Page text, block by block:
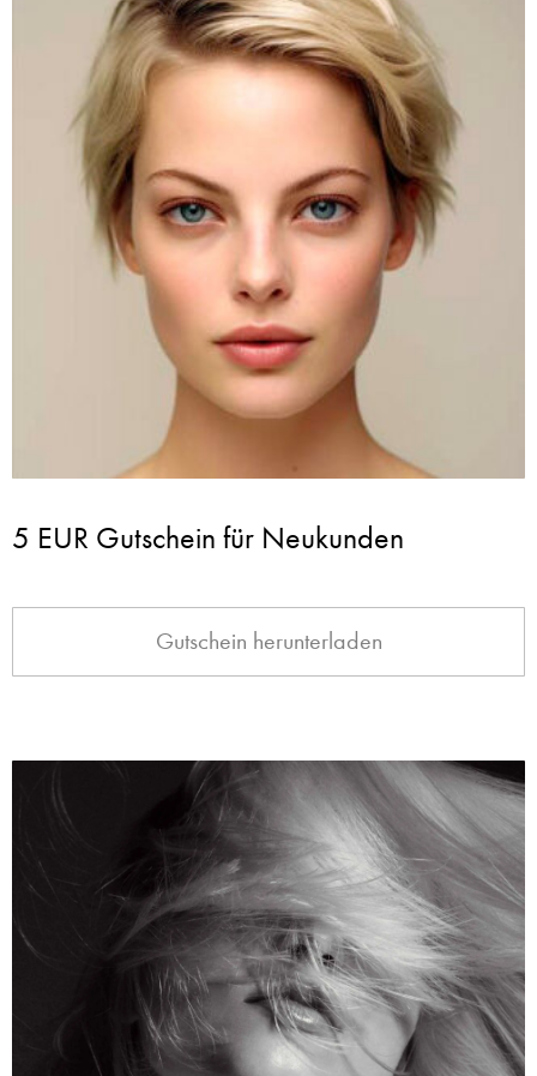
5 EUR Gutschein für Neukunden
Gutschein herunterladen